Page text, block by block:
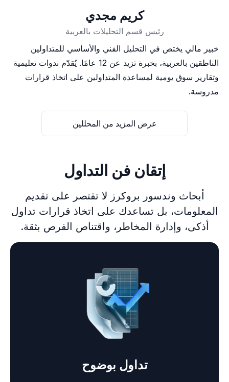
كريم مجدي
رئيس قسم التحليلات بالعربية
خبير مالي يختص في التحليل الفني والأساسي للمتداولين
الناطقين بالعربية، بخبرة تزيد عن 12 عامًا. يُقدّم ندوات تعليمية
وتقارير سوق يومية لمساعدة المتداولين على اتخاذ قرارات
مدروسة.
عرض المزيد من المحللين
إتقان فن التداول
أبحاث وندسور بروكرز لا تقتصر على تقديم
المعلومات، بل تساعدك على اتخاذ قرارات تداول
أذكى، وإدارة المخاطر، واقتناص الفرص بثقة.
تداول بوضوح